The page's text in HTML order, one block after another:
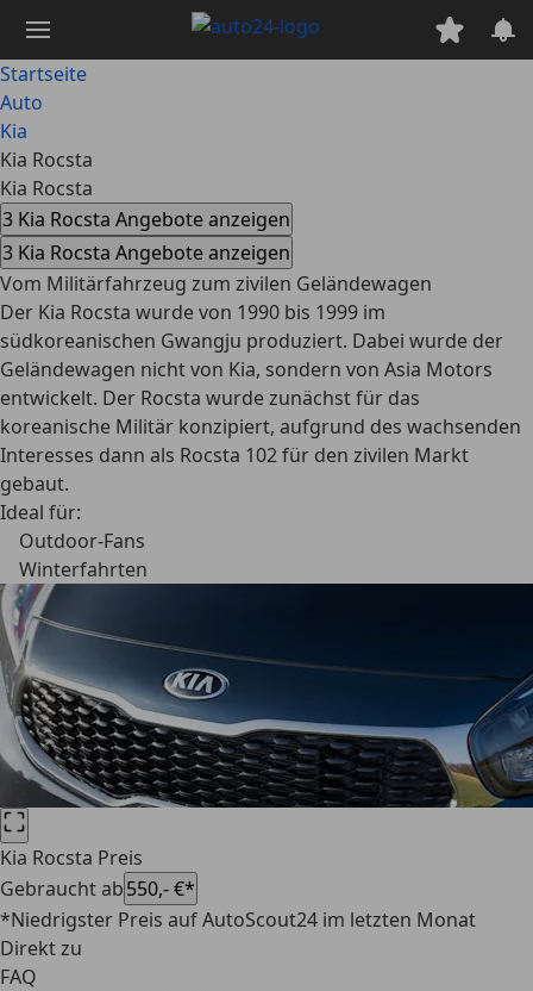
Hauptinhalt
springen
Startseite
Auto
Kia
Kia Rocsta
Kia Rocsta
3 Kia Rocsta Angebote anzeigen
3 Kia Rocsta Angebote anzeigen
Vom Militärfahrzeug zum zivilen Geländewagen
Der Kia Rocsta wurde von 1990 bis 1999 im
südkoreanischen Gwangju produziert. Dabei wurde der
Geländewagen nicht von Kia, sondern von Asia Motors
entwickelt. Der Rocsta wurde zunächst für das
koreanische Militär konzipiert, aufgrund des wachsenden
Interesses dann als Rocsta 102 für den zivilen Markt
gebaut.
Ideal für:
Outdoor-Fans
Winterfahrten
Kia Rocsta Preis
Gebraucht ab550,- €*
*Niedrigster Preis auf AutoScout24 im letzten Monat
Direkt zu
FAQ